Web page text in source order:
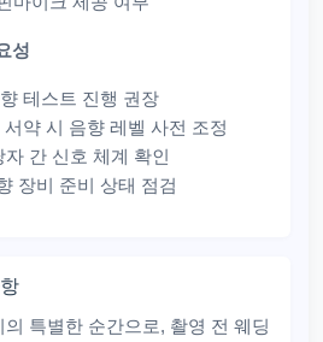
성
테스트 진행 권장
약 시 음향 레벨 사전 조정
간 신호 체계 확인
장비 준비 상태 점검
특별한 순간으로, 촬영 전 웨딩